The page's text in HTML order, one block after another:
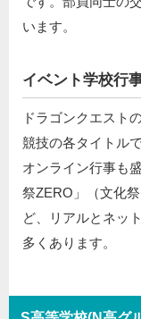
います。
イベント学校行
ドラゴンクエスト
競技の各タイトル
オンライン行事も
祭ZERO」（文化
ど、リアルとネッ
多くあります。